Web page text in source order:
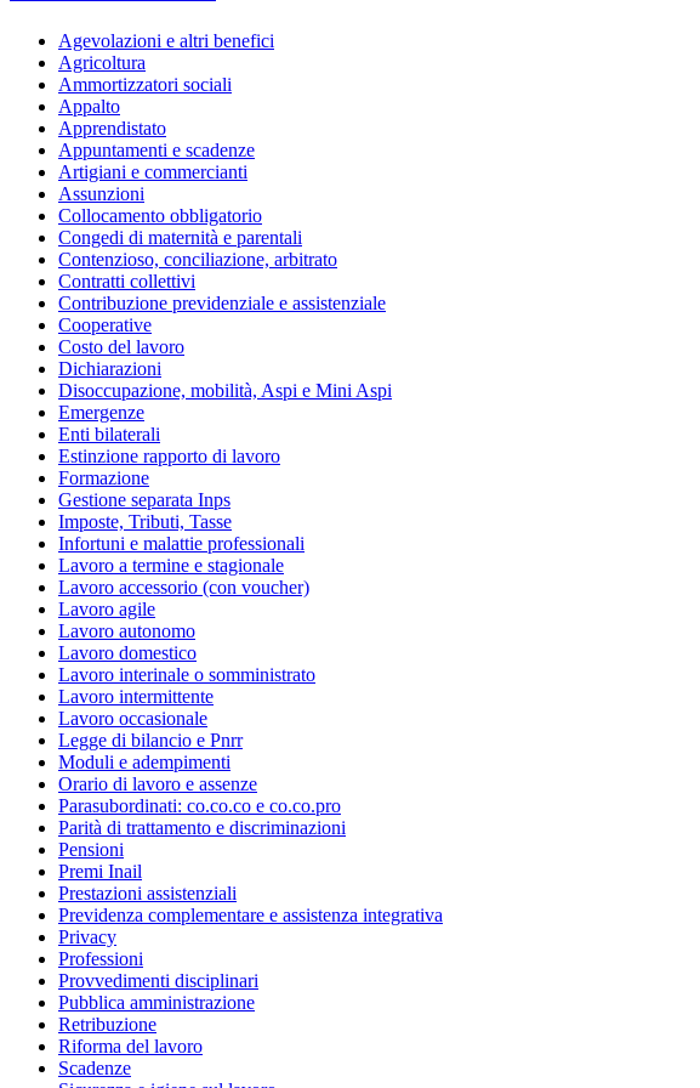
Agevolazioni e altri benefici
Agricoltura
Ammortizzatori sociali
Appalto
Apprendistato
Appuntamenti e scadenze
Artigiani e commercianti
Assunzioni
Collocamento obbligatorio
Congedi di maternità e parentali
Contenzioso, conciliazione, arbitrato
Contratti collettivi
Contribuzione previdenziale e assistenziale
Cooperative
Costo del lavoro
Dichiarazioni
Disoccupazione, mobilità, Aspi e Mini Aspi
Emergenze
Enti bilaterali
Estinzione rapporto di lavoro
Formazione
Gestione separata Inps
Imposte, Tributi, Tasse
Infortuni e malattie professionali
Lavoro a termine e stagionale
Lavoro accessorio (con voucher)
Lavoro agile
Lavoro autonomo
Lavoro domestico
Lavoro interinale o somministrato
Lavoro intermittente
Lavoro occasionale
Legge di bilancio e Pnrr
Moduli e adempimenti
Orario di lavoro e assenze
Parasubordinati: co.co.co e co.co.pro
Parità di trattamento e discriminazioni
Pensioni
Premi Inail
Prestazioni assistenziali
Previdenza complementare e assistenza integrativa
Privacy
Professioni
Provvedimenti disciplinari
Pubblica amministrazione
Retribuzione
Riforma del lavoro
Scadenze